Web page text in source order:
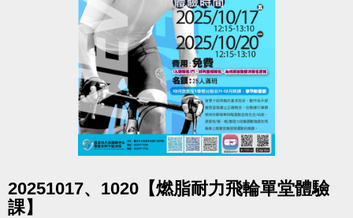
20251017、1020【燃脂耐力飛輪單堂體驗
課】